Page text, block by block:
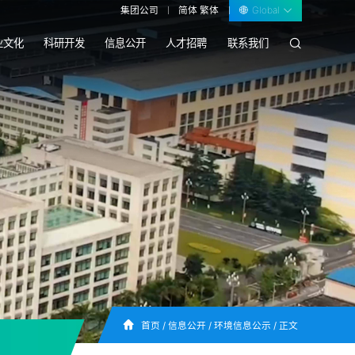
集团公司 简体 繁体 Global
文化 科研开发 信息公开 人才招聘 联系我们
首页 / 信息公开 / 环境信息公示 / 正文